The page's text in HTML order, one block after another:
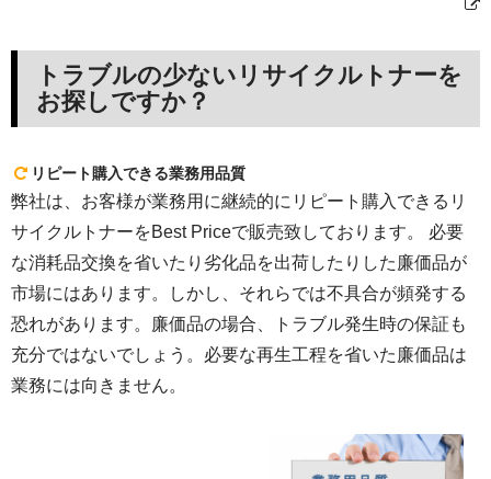
トラブルの少ないリサイクルトナーを
お探しですか？
リピート購入できる業務用品質
弊社は、お客様が業務用に継続的にリピート購入できるリ
サイクルトナーをBest Priceで販売致しております。 必要
な消耗品交換を省いたり劣化品を出荷したりした廉価品が
市場にはあります。しかし、それらでは不具合が頻発する
恐れがあります。廉価品の場合、トラブル発生時の保証も
充分ではないでしょう。必要な再生工程を省いた廉価品は
業務には向きません。